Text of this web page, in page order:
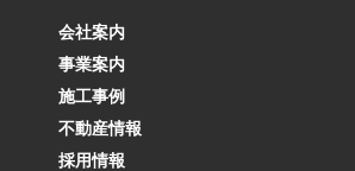
会社案内
事業案内
施工事例
不動産情報
採用情報